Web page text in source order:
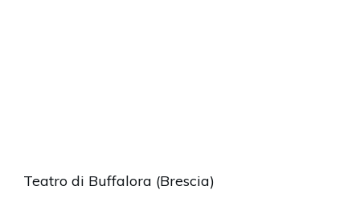
Teatro di Buffalora (Brescia)